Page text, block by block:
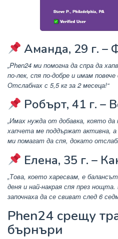
Аманда, 29 г. –
„Phen24 ми помогна да спра да
по-лек, спя по-добре и имам
Отслабнах с 5,5 кг за 2 месеца!“
Робърт, 41 г. –
„Имах нужда от добавка, която
хапчета ме поддържат активна,
ми помагат да спя, докато
Елена, 35 г. –
„Това, което харесвам, е
деня и най-накрая спя през
започнаха да се свиват след 6
Phen24 срещу
бърнъри